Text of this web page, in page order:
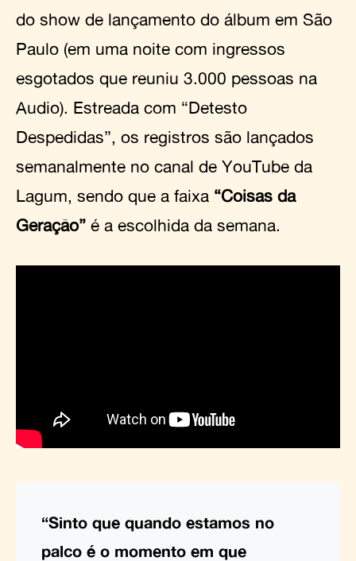
do show de lançamento do álbum em São
Paulo (em uma noite com ingressos
esgotados que reuniu 3.000 pessoas na
Audio). Estreada com “Detesto
Despedidas”, os registros são lançados
semanalmente no canal de YouTube da
Lagum, sendo que a faixa “Coisas da
Geração” é a escolhida da semana.
“Sinto que quando estamos no
palco é o momento em que